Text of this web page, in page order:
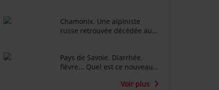
l'incendie du Chalet de la
Croix au Salève
Chamonix. Une alpiniste
russe retrouvée décédée au
Pays de Savoie. Diarrhée,
fièvre... Quel est ce nouveau
Voir plus